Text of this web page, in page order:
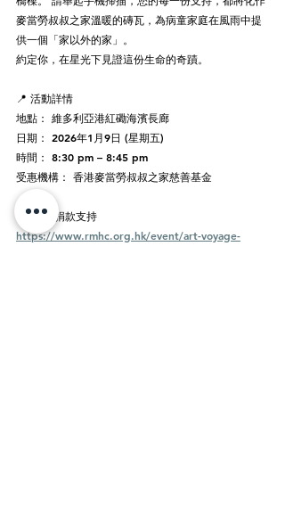
麥當勞叔叔之家溫暖的磚瓦，為病童家庭在風雨中提
供一個「家以外的家」。
約定你，在星光下見證這份生命的奇蹟。
📍 活動詳情
地點： 維多利亞港紅磡海濱長廊
日期： 2026年1月9日 (星期五)
時間： 8:30 pm – 8:45 pm
受惠機構： 香港麥當勞叔叔之家慈善基金
👉 立即捐款支持
https://www.rmhc.org.hk/event/art-voyage-